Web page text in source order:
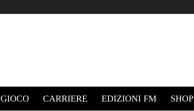
GIOCO CARRIERE EDIZIONI FM SHOP